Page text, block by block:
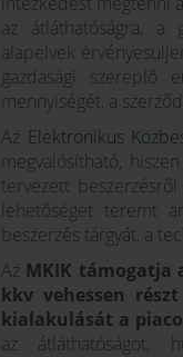
az átláthatóságra, a
alapelvek
gazdasági szereplő
mennyiségét, a
Az Elektronikus
megvalósítható,
tervezett
lehetőséget teremt
beszerzés tárgyát, a
Az MKIK támogatja
kkv vehessen
kialakulását a
az átláthatóságot,